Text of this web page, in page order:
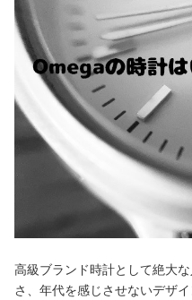
高級ブランド時計として絶大
さ、年代を感じさせないデザ